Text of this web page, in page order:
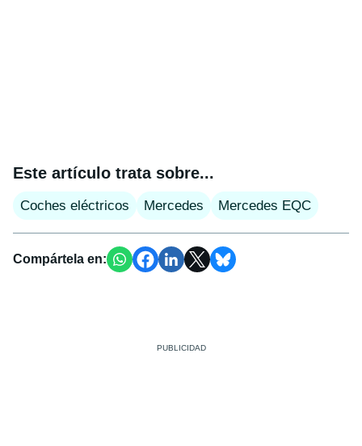
Este artículo trata sobre...
Coches eléctricos Mercedes Mercedes EQC
Compártela en: